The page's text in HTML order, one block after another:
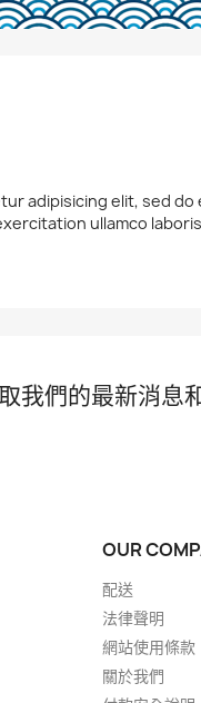
adipisicing elit, sed
ullamco
我們的最新消息
OUR
配送
法律聲明
網站使用條款
關於我們